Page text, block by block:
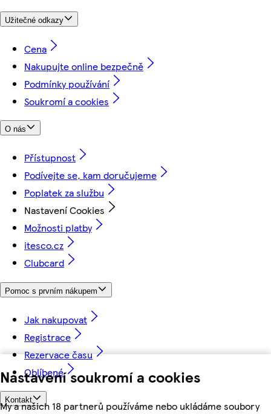
Nastavení soukromí a cookies
My a našich 18 partnerů používáme nebo ukládáme soubory
Užitečné odkazy
Cena
Nakupujte online bezpečně
Podmínky používání
Soukromí a cookies
O nás
Přístupnost
Podívejte se, kam doručujeme
Poplatek za službu
Nastavení Cookies
Možnosti platby
itesco.cz
Clubcard
Pomoc s prvním nákupem
Jak nakupovat
Registrace
Rezervace času
Oblíbené
Kontakt